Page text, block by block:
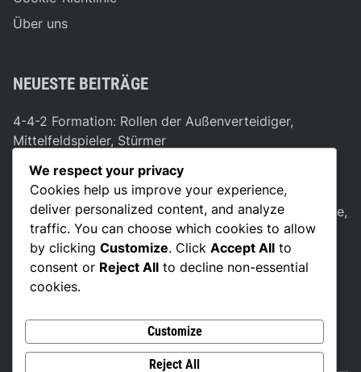
Über uns
NEUESTE BEITRÄGE
4-4-2 Formation: Rollen der Außenverteidiger,
Mittelfeldspieler, Stürmer
4-4-2 Formation: Schmale vs. breite Aufstellungen,
Strategien, Effektivität
4-4-2 Formation: Einzigartige Anpassungen, Teamstile,
Taktische Ansätze
Innenverteidiger in der 4-4-2-Formation: Defensive
Organisation, Positionierung, Rollen
Überschneidungen, Positionierung
We respect your privacy
Cookies help us improve your experience,
deliver personalized content, and analyze
traffic. You can choose which cookies to allow
by clicking Customize. Click Accept All to
consent or Reject All to decline non-essential
cookies.
Customize
Reject All